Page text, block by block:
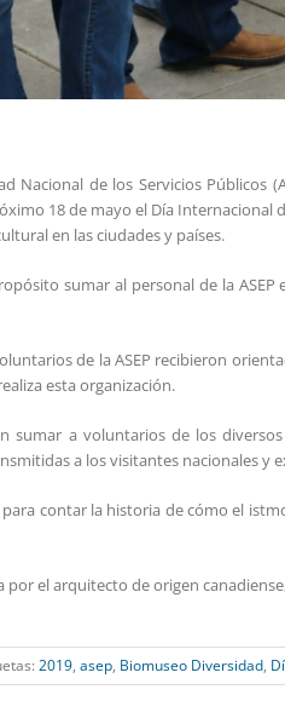
Nacional de los Servicios Públicos
18 de mayo el Día Internacional
en las ciudades y países.
sumar al personal de la
de la ASEP recibieron
esta organización.
sumar a voluntarios de los
a los visitantes nacionales y
contar la historia de cómo el
por el arquitecto de origen
2019, asep, Biomuseo Diversidad,